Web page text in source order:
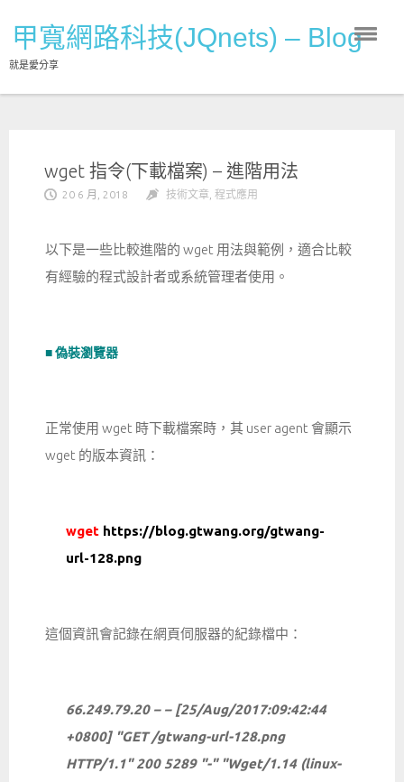
content
甲寬網路科技(JQnets) – Blog
就是愛分享
wget 指令(下載檔案) – 進階用法
20 6 月, 2018 技術文章 程式應用
以下是一些比較進階的 wget 用法與範例，適合比較
有經驗的程式設計者或系統管理者使用。
■ 偽裝瀏覽器
正常使用 wget 時下載檔案時，其 user agent 會顯示
wget 的版本資訊：
wget https://blog.gtwang.org/gtwang-
url-128.png
這個資訊會記錄在網頁伺服器的紀錄檔中：
66.249.79.20 – – [25/Aug/2017:09:42:44
+0800] "GET /gtwang-url-128.png
HTTP/1.1" 200 5289 "-" "Wget/1.14 (linux-